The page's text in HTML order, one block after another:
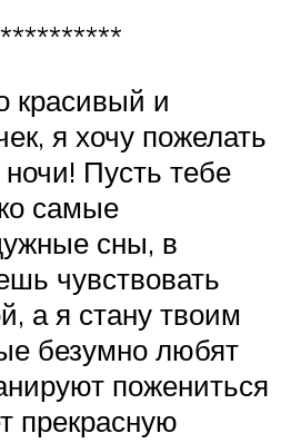
красивый и
я хочу пожелать
Пусть тебе
самые
сны, в
чувствовать
а я стану твоим
безумно любят
пожениться
прекрасную